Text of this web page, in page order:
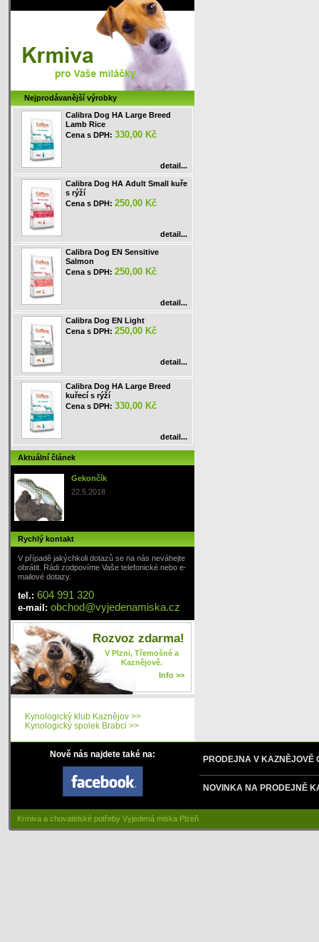
Nejprodávanější výrobky
Calibra Dog HA Large Breed
Lamb Rice
Cena s DPH: 330,00 Kč
detail...
Calibra Dog HA Adult Small kuře
s rýží
Cena s DPH: 250,00 Kč
detail...
Calibra Dog EN Sensitive
Salmon
Cena s DPH: 250,00 Kč
detail...
Calibra Dog EN Light
Cena s DPH: 250,00 Kč
detail...
Calibra Dog HA Large Breed
kuřecí s rýží
Cena s DPH: 330,00 Kč
detail...
Aktuální článek
Gekončík
22.5.2018
Rychlý kontakt
V případě jakýchkoli dotazů se na nás neváhejte
obrátit. Rádi zodpovíme Vaše telefonické nebo e-
mailové dotazy.
tel.: 604 991 320
e-mail: obchod@vyjedenamiska.cz
Rozvoz zdarma!
V Plzni, Třemošné a
Kaznějově.
Info >>
Kynologický klub Kaznějov >>
Kynologický spolek Brabci >>
Nově nás najdete také na: PRODEJNA V KAZNĚJOVĚ
NOVINKA NA PRODEJNĚ
Krmiva a chovatelské potřeby Vyjedená miska Plzeň